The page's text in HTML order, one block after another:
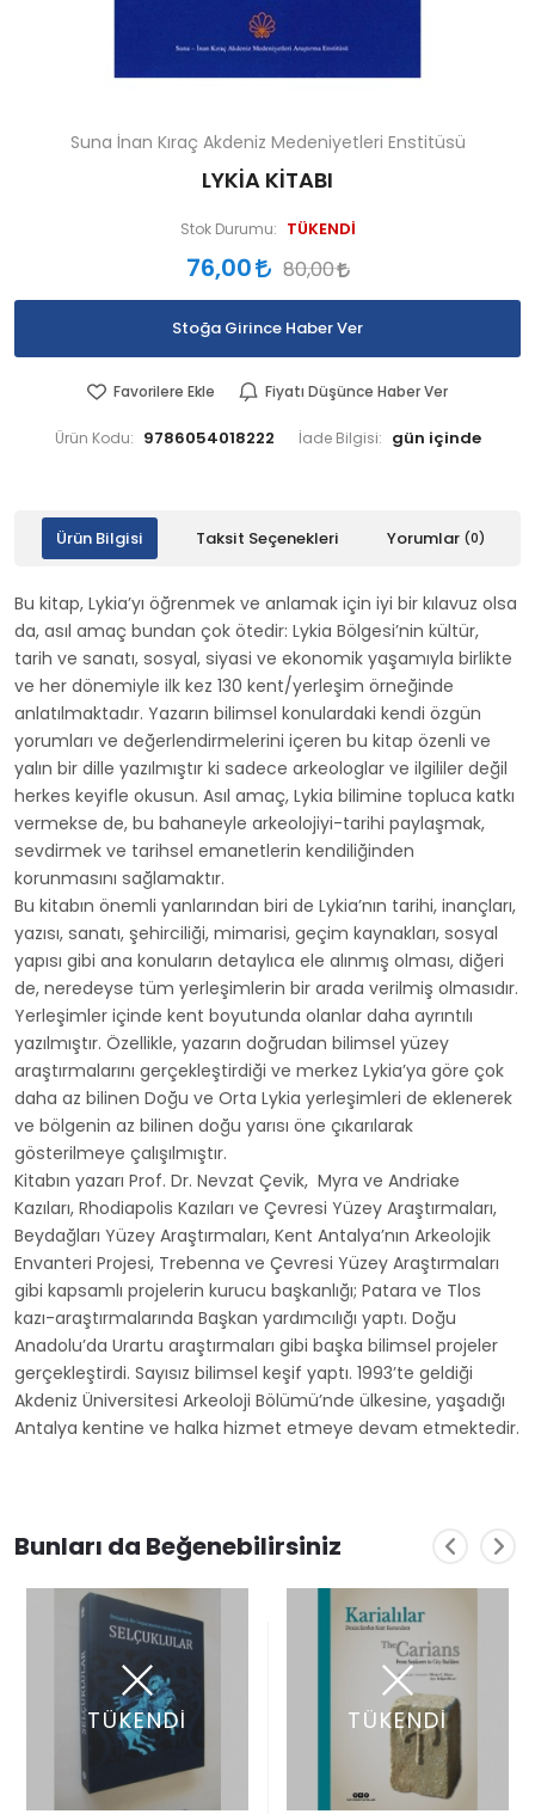
Suna İnan Kıraç Akdeniz Medeniyetleri Enstitüsü
LYKİA KİTABI
Stok Durumu: TÜKENDİ
76,00 80,00
Stoğa Girince Haber Ver
Favorilere Ekle Fiyatı Düşünce Haber Ver
Ürün Kodu: 9786054018222 İade Bilgisi:
Ürün Bilgisi Taksit Seçenekleri Yorumlar (0)
Bu kitap, Lykia’yı öğrenmek ve anlamak için iyi bir kılavuz olsa
da, asıl amaç bundan çok ötedir: Lykia Bölgesi’nin kültür,
tarih ve sanatı, sosyal, siyasi ve ekonomik yaşamıyla birlikte
ve her dönemiyle ilk kez 130 kent/yerleşim örneğinde
anlatılmaktadır. Yazarın bilimsel konulardaki kendi özgün
yorumları ve değerlendirmelerini içeren bu kitap özenli ve
yalın bir dille yazılmıştır ki sadece arkeologlar ve ilgililer değil
herkes keyifle okusun. Asıl amaç, Lykia bilimine topluca katkı
vermekse de, bu bahaneyle arkeolojiyi-tarihi paylaşmak,
sevdirmek ve tarihsel emanetlerin kendiliğinden
korunmasını sağlamaktır.
Bu kitabın önemli yanlarından biri de Lykia’nın tarihi, inançları,
yazısı, sanatı, şehirciliği, mimarisi, geçim kaynakları, sosyal
yapısı gibi ana konuların detaylıca ele alınmış olması, diğeri
de, neredeyse tüm yerleşimlerin bir arada verilmiş olmasıdır.
Yerleşimler içinde kent boyutunda olanlar daha ayrıntılı
yazılmıştır. Özellikle, yazarın doğrudan bilimsel yüzey
araştırmalarını gerçekleştirdiği ve merkez Lykia’ya göre çok
daha az bilinen Doğu ve Orta Lykia yerleşimleri de eklenerek
ve bölgenin az bilinen doğu yarısı öne çıkarılarak
gösterilmeye çalışılmıştır.
Kitabın yazarı Prof. Dr. Nevzat Çevik, Myra ve Andriake
Kazıları, Rhodiapolis Kazıları ve Çevresi Yüzey Araştırmaları,
Beydağları Yüzey Araştırmaları, Kent Antalya’nın Arkeolojik
Envanteri Projesi, Trebenna ve Çevresi Yüzey Araştırmaları
gibi kapsamlı projelerin kurucu başkanlığı; Patara ve Tlos
kazı-araştırmalarında Başkan yardımcılığı yaptı. Doğu
Anadolu’da Urartu araştırmaları gibi başka bilimsel projeler
gerçekleştirdi. Sayısız bilimsel keşif yaptı. 1993’te geldiği
Akdeniz Üniversitesi Arkeoloji Bölümü’nde ülkesine, yaşadığı
Antalya kentine ve halka hizmet etmeye devam etmektedir.
Bunları da Beğenebilirsiniz
TÜKENDİ TÜKENDİ